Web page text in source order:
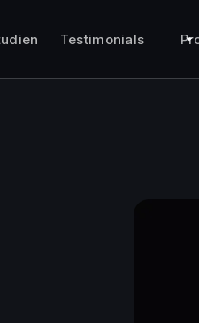
Testimonials